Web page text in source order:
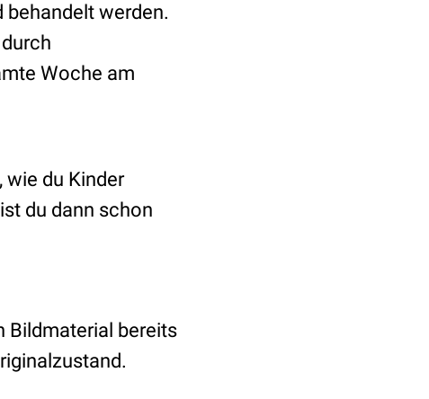
werden.
Woche am
wie du Kinder
du dann schon
Bildmaterial bereits